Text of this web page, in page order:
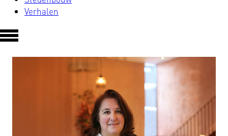
Verhalen